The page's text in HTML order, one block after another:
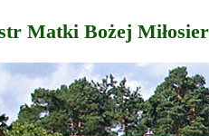
Matki Bożej